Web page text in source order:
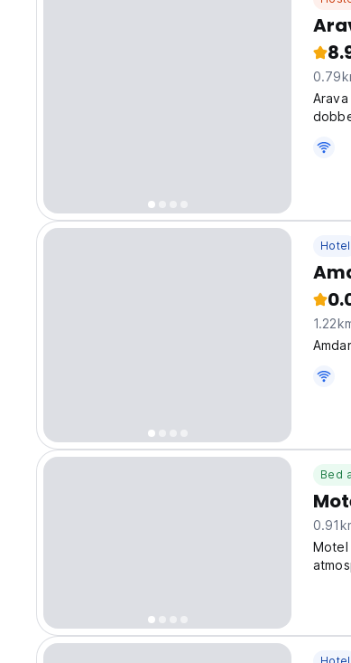
Hotel
Bed